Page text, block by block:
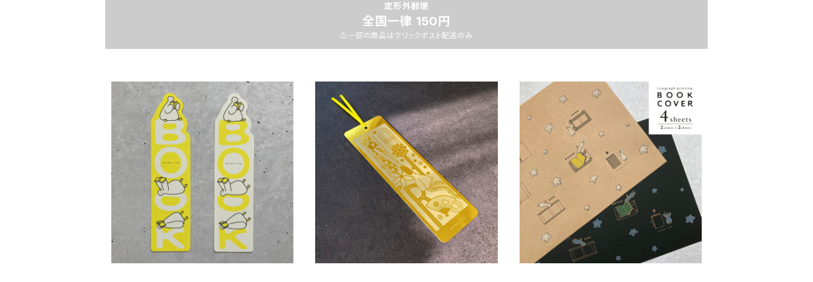
定形外郵便
全国一律 150円
⚠️一部の商品はクリックポスト配送のみ
型抜きアヒルしおり
¥330
AHIRU箔プリントしおり
¥660
A4リソグラフ印刷ブックカバー〈スターアヒ
ル〉
¥770